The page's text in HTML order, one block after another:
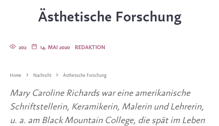
Ästhetische Forschung
REDAKTION
14. MAI 2020
202
Home Nachricht Ästhetische Forschung
Mary Caroline Richards war eine amerikanische
Schriftstellerin, Keramikerin, Malerin und Lehrerin,
u. a. am Black Mountain College, die spät im Leben